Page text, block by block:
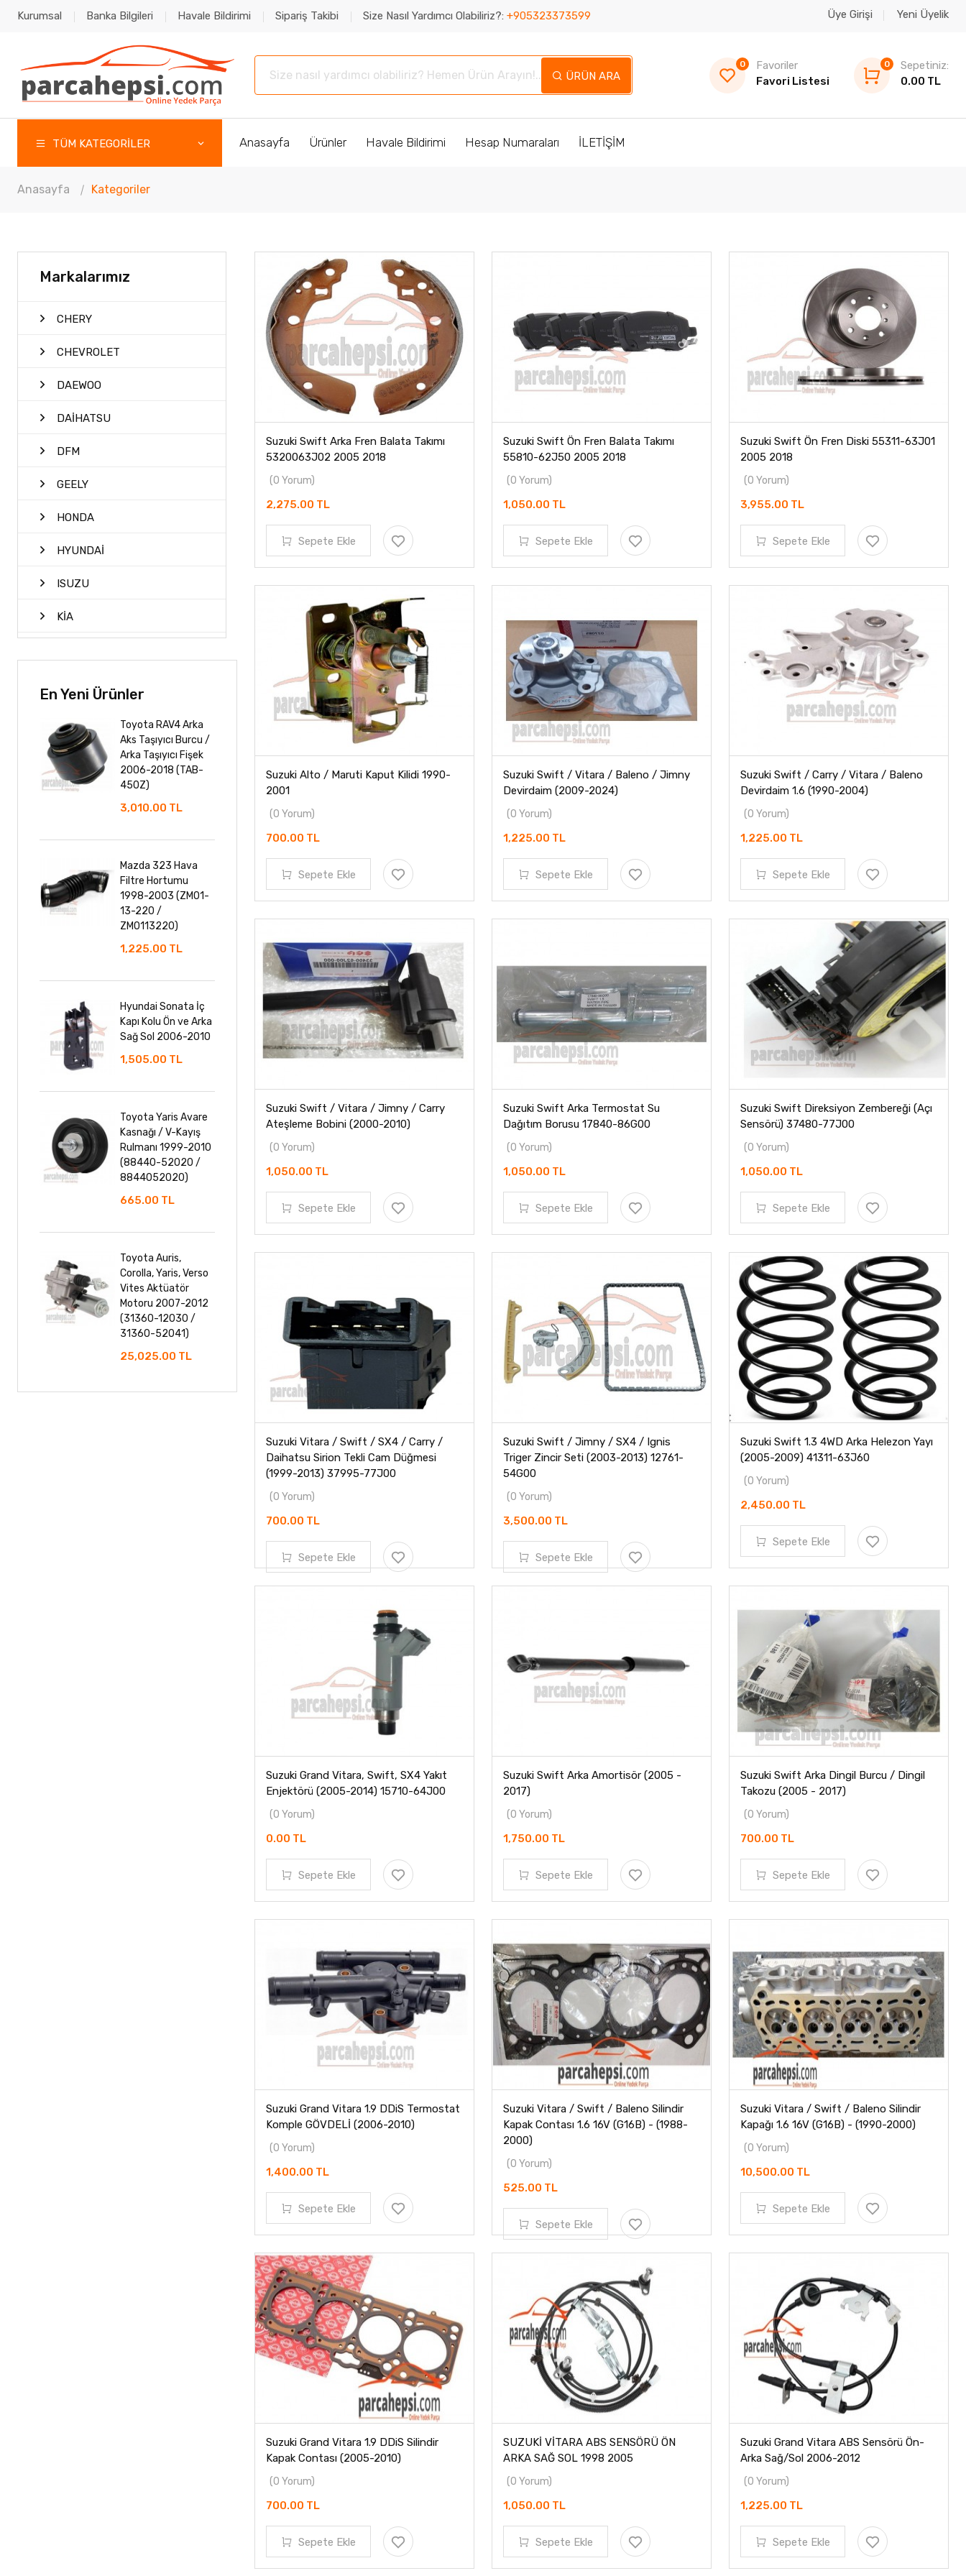
Kurumsal Banka Bilgileri Havale Bildirimi Sipariş Takibi Size Nasıl Yardımcı Olabiliriz?: +905323373599 Üye Girişi Yeni Üyelik
ÜRÜN ARA
0
Favoriler
Favori Listesi
0
Sepetiniz:
0.00 TL
TÜM KATEGORİLER Anasayfa Ürünler Havale Bildirimi Hesap Numaraları İLETİŞİM
Anasayfa Kategoriler
Markalarımız
CHERY
CHEVROLET
DAEWOO
DAİHATSU
DFM
GEELY
HONDA
HYUNDAİ
ISUZU
KİA
PROTON
ROVER
SUZUKİ
TATA
En Yeni Ürünler
Toyota RAV4 Arka
Aks Taşıyıcı Burcu /
Arka Taşıyıcı Fişek
2006-2018 (TAB-
450Z)
3,010.00 TL
Mazda 323 Hava
Filtre Hortumu
1998-2003 (ZM01-
13-220 /
ZM0113220)
1,225.00 TL
Hyundai Sonata İç
Kapı Kolu Ön ve Arka
Sağ Sol 2006-2010
1,505.00 TL
Toyota Yaris Avare
Kasnağı / V-Kayış
Rulmanı 1999-2010
(88440-52020 /
8844052020)
665.00 TL
Toyota Auris,
Corolla, Yaris, Verso
Vites Aktüatör
Motoru 2007-2012
(31360-12030 /
31360-52041)
25,025.00 TL
Suzuki Swift Arka Fren Balata Takımı
5320063J02 2005 2018
(0 Yorum)
2,275.00 TL
Sepete Ekle
Suzuki Swift Ön Fren Balata Takımı
55810-62J50 2005 2018
(0 Yorum)
1,050.00 TL
Sepete Ekle
Suzuki Swift Ön Fren Diski 55311-63J01
2005 2018
(0 Yorum)
3,955.00 TL
Sepete Ekle
Suzuki Alto / Maruti Kaput Kilidi 1990-
2001
(0 Yorum)
700.00 TL
Sepete Ekle
Suzuki Swift / Vitara / Baleno / Jimny
Devirdaim (2009-2024)
(0 Yorum)
1,225.00 TL
Sepete Ekle
Suzuki Swift / Carry / Vitara / Baleno
Devirdaim 1.6 (1990-2004)
(0 Yorum)
1,225.00 TL
Sepete Ekle
Suzuki Swift / Vitara / Jimny / Carry
Ateşleme Bobini (2000-2010)
(0 Yorum)
1,050.00 TL
Sepete Ekle
Suzuki Swift Arka Termostat Su
Dağıtım Borusu 17840-86G00
(0 Yorum)
1,050.00 TL
Sepete Ekle
Suzuki Swift Direksiyon Zembereği (Açı
Sensörü) 37480-77J00
(0 Yorum)
1,050.00 TL
Sepete Ekle
Suzuki Vitara / Swift / SX4 / Carry /
Daihatsu Sirion Tekli Cam Düğmesi
(1999-2013) 37995-77J00
(0 Yorum)
700.00 TL
Sepete Ekle
Suzuki Swift / Jimny / SX4 / Ignis
Triger Zincir Seti (2003-2013) 12761-
54G00
(0 Yorum)
3,500.00 TL
Sepete Ekle
Suzuki Swift 1.3 4WD Arka Helezon Yayı
(2005-2009) 41311-63J60
(0 Yorum)
2,450.00 TL
Sepete Ekle
Suzuki Grand Vitara, Swift, SX4 Yakıt
Enjektörü (2005-2014) 15710-64J00
(0 Yorum)
0.00 TL
Sepete Ekle
Suzuki Swift Arka Amortisör (2005 -
2017)
(0 Yorum)
1,750.00 TL
Sepete Ekle
Suzuki Swift Arka Dingil Burcu / Dingil
Takozu (2005 - 2017)
(0 Yorum)
700.00 TL
Sepete Ekle
Suzuki Grand Vitara 1.9 DDiS Termostat
Komple GÖVDELİ (2006-2010)
(0 Yorum)
1,400.00 TL
Sepete Ekle
Suzuki Vitara / Swift / Baleno Silindir
Kapak Contası 1.6 16V (G16B) - (1988-
2000)
(0 Yorum)
525.00 TL
Sepete Ekle
Suzuki Vitara / Swift / Baleno Silindir
Kapağı 1.6 16V (G16B) - (1990-2000)
(0 Yorum)
10,500.00 TL
Sepete Ekle
Suzuki Grand Vitara 1.9 DDiS Silindir
Kapak Contası (2005-2010)
(0 Yorum)
700.00 TL
Sepete Ekle
SUZUKİ VİTARA ABS SENSÖRÜ ÖN
ARKA SAĞ SOL 1998 2005
(0 Yorum)
1,050.00 TL
Sepete Ekle
Suzuki Grand Vitara ABS Sensörü Ön-
Arka Sağ/Sol 2006-2012
(0 Yorum)
1,225.00 TL
Sepete Ekle